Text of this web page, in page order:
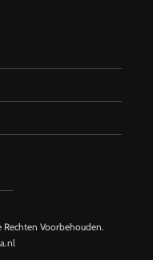
Voorbehouden.